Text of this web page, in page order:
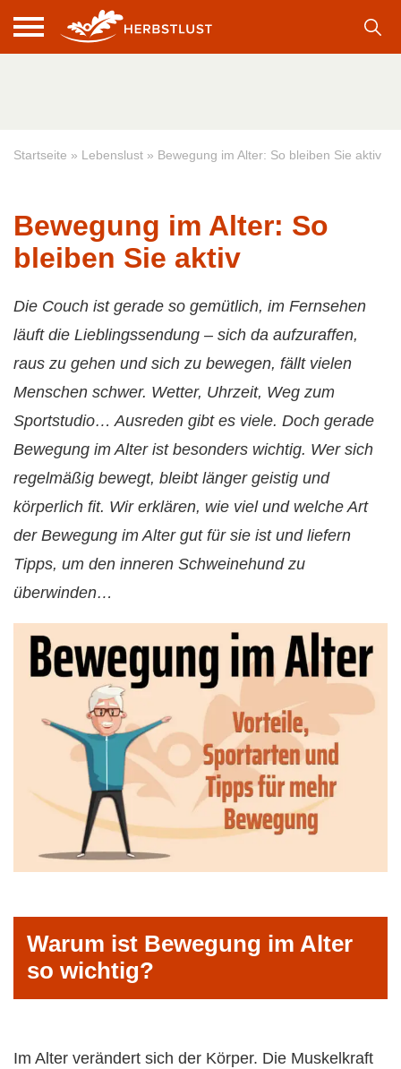
Startseite » Lebenslust » Bewegung im Alter: So bleiben Sie aktiv
Bewegung im Alter: So
bleiben Sie aktiv
Die Couch ist gerade so gemütlich, im Fernsehen
läuft die Lieblingssendung – sich da aufzuraffen,
raus zu gehen und sich zu bewegen, fällt vielen
Menschen schwer. Wetter, Uhrzeit, Weg zum
Sportstudio… Ausreden gibt es viele. Doch gerade
Bewegung im Alter ist besonders wichtig. Wer sich
regelmäßig bewegt, bleibt länger geistig und
körperlich fit. Wir erklären, wie viel und welche Art
der Bewegung im Alter gut für sie ist und liefern
Tipps, um den inneren Schweinehund zu
überwinden…
Warum ist Bewegung im Alter
so wichtig?
Im Alter verändert sich der Körper. Die Muskelkraft